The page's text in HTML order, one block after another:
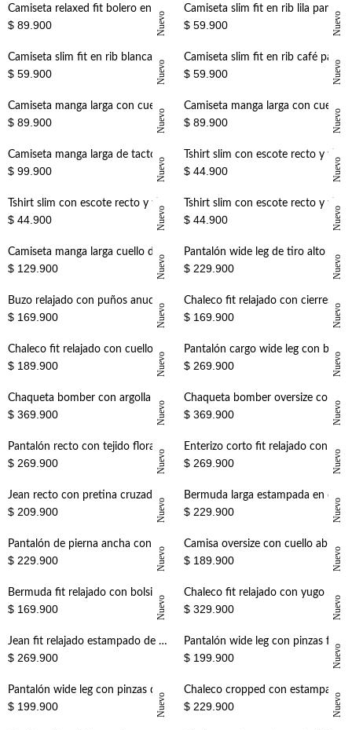
+ +
+ +
+ +
+ +
Nuevo
+
Camiseta relaxed fit bolero en hombro en verde oliva para mujer
$ 89.900 Nuevo
+
Camiseta slim fit en rib lila para mujer
$ 59.900
Nuevo
+
Camiseta slim fit en rib blanca para mujer
$ 59.900 Nuevo
+
Camiseta slim fit en rib café para mujer
$ 59.900
Nuevo
+
Camiseta manga larga con cuello redondo en algodón crudo para mujer
$ 89.900 Nuevo
+
Camiseta manga larga con cuello redondo en algodón caqui para mujer
$ 89.900
Nuevo
+
Camiseta manga larga de tacto suave café para mujer
$ 99.900 Nuevo
+
Tshirt slim con escote recto y tirantes de algodón beige para mujer
$ 44.900
Nuevo
+
Tshirt slim con escote recto y tirantes de algodón blanca para mujer
$ 44.900 Nuevo
+
Tshirt slim con escote recto y tirantes de algodón lavanda para mujer
$ 44.900
Nuevo
+
Camiseta manga larga cuello drapeado para mujer
$ 129.900 Nuevo
+
Pantalón wide leg de tiro alto con pliegues frontales en lino marrón para mujer
$ 229.900
Nuevo
+
Buzo relajado con puños anudables de algodón verde oliva para mujer
$ 169.900 Nuevo
+
Chaleco fit relajado con cierres tipo nudo de lino marrón para mujer
$ 169.900
Nuevo
+
Chaleco fit relajado con cuello contraste en algodón marrón para mujer
$ 189.900 Nuevo
+
Pantalón cargo wide leg con bolsillos laterales en algodón caqui para mujer
$ 269.900
Nuevo
+
Chaqueta bomber con argolla en el cuello tipo cuero café para mujer
$ 369.900 Nuevo
+
Chaqueta bomber oversize con hebilla frontal tipo cuero verde oliva para mujer
$ 369.900
Nuevo
+
Pantalón recto con tejido floral de algodón marrón para mujer
$ 269.900 Nuevo
+
Enterizo corto fit relajado con cuello cruzado en algodón beige claro para mujer
$ 269.900
Nuevo
+
Jean recto con pretina cruzada en denim para mujer
$ 209.900 Nuevo
+
Bermuda larga estampada en denim para mujer
$ 229.900
Nuevo
Pantalón de pierna ancha con costuras decorativas en color crudo para mujer
$ 229.900 Nuevo
Camisa oversize con cuello abierto en V de lino beige para mujer
$ 189.900
Nuevo
Bermuda fit relajado con bolsillos laterales en negra para mujer
$ 169.900 Nuevo
Chaleco fit relajado con yugo western tachonado en cuero sintético negro para mujer
$ 329.900
Jean fit relajado estampado de algodón azul para mujer
$ 269.900 Nuevo
Pantalón wide leg con pinzas frontales en beige para mujer
$ 199.900
Nuevo
Pantalón wide leg con pinzas delanteras en negro para mujer
$ 199.900 Nuevo
Chaleco cropped con estampado barroco en algodón azul claro para mujer
$ 229.900